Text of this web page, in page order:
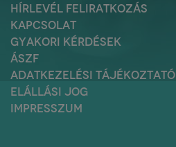
HÍRLEVÉL FELIRATKOZÁS
KAPCSOLAT
GYAKORI KÉRDÉSEK
ÁSZF
ADATKEZELÉSI TÁJÉKOZTATÓ
ELÁLLÁSI JOG
IMPRESSZUM